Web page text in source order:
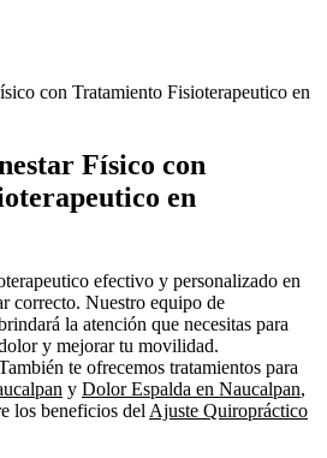
Físico con
en
efectivo y personalizado en
correcto. Nuestro equipo de
la atención que necesitas para
y mejorar tu movilidad.
te ofrecemos tratamientos para
y Dolor Espalda en Naucalpan,
los beneficios del Ajuste Quiropráctico